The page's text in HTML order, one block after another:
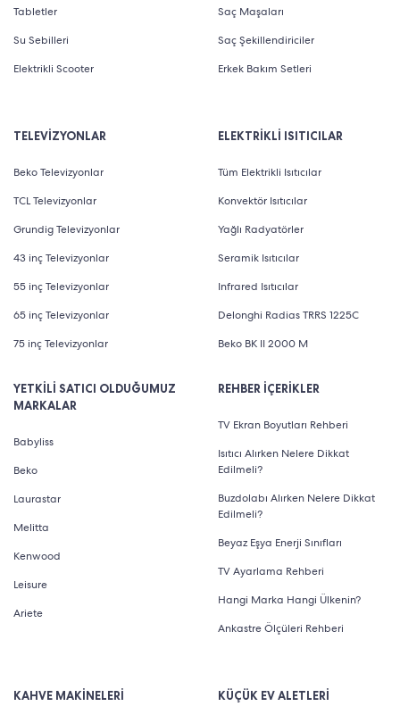
Tabletler
Su Sebilleri
Elektrikli Scooter
Saç Maşaları
Saç Şekillendiriciler
Erkek Bakım Setleri
TELEVİZYONLAR
Beko Televizyonlar
TCL Televizyonlar
Grundig Televizyonlar
43 inç Televizyonlar
55 inç Televizyonlar
65 inç Televizyonlar
75 inç Televizyonlar
YETKİLİ SATICI OLDUĞUMUZ
MARKALAR
Babyliss
Beko
Laurastar
Melitta
Kenwood
Leisure
Ariete
ELEKTRİKLİ ISITICILAR
Tüm Elektrikli Isıtıcılar
Konvektör Isıtıcılar
Yağlı Radyatörler
Seramik Isıtıcılar
Infrared Isıtıcılar
Delonghi Radias TRRS 1225C
Beko BK II 2000 M
REHBER İÇERİKLER
TV Ekran Boyutları Rehberi
Isıtıcı Alırken Nelere Dikkat
Edilmeli?
Buzdolabı Alırken Nelere Dikkat
Edilmeli?
Beyaz Eşya Enerji Sınıfları
TV Ayarlama Rehberi
Hangi Marka Hangi Ülkenin?
Ankastre Ölçüleri Rehberi
KAHVE MAKİNELERİ KÜÇÜK EV ALETLERİ